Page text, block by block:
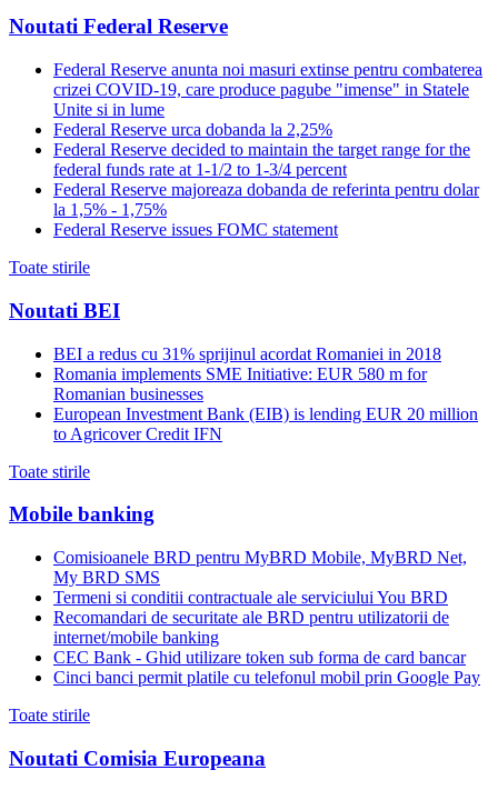
Noutati Federal Reserve
Federal Reserve anunta noi masuri extinse pentru combaterea
crizei COVID-19, care produce pagube "imense" in Statele
Unite si in lume
Federal Reserve urca dobanda la 2,25%
Federal Reserve decided to maintain the target range for the
federal funds rate at 1-1/2 to 1-3/4 percent
Federal Reserve majoreaza dobanda de referinta pentru dolar
la 1,5% - 1,75%
Federal Reserve issues FOMC statement
Toate stirile
Noutati BEI
BEI a redus cu 31% sprijinul acordat Romaniei in 2018
Romania implements SME Initiative: EUR 580 m for
Romanian businesses
European Investment Bank (EIB) is lending EUR 20 million
to Agricover Credit IFN
Toate stirile
Mobile banking
Comisioanele BRD pentru MyBRD Mobile, MyBRD Net,
My BRD SMS
Termeni si conditii contractuale ale serviciului You BRD
Recomandari de securitate ale BRD pentru utilizatorii de
internet/mobile banking
CEC Bank - Ghid utilizare token sub forma de card bancar
Cinci banci permit platile cu telefonul mobil prin Google Pay
Toate stirile
Noutati Comisia Europeana